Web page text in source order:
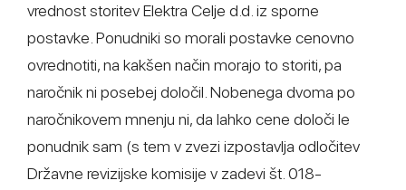
vrednost storitev Elektra Celje d.d. iz sporne
postavke. Ponudniki so morali postavke cenovno
ovrednotiti, na kakšen način morajo to storiti, pa
naročnik ni posebej določil. Nobenega dvoma po
naročnikovem mnenju ni, da lahko cene določi le
ponudnik sam (s tem v zvezi izpostavlja odločitev
Državne revizijske komisije v zadevi št. 018-